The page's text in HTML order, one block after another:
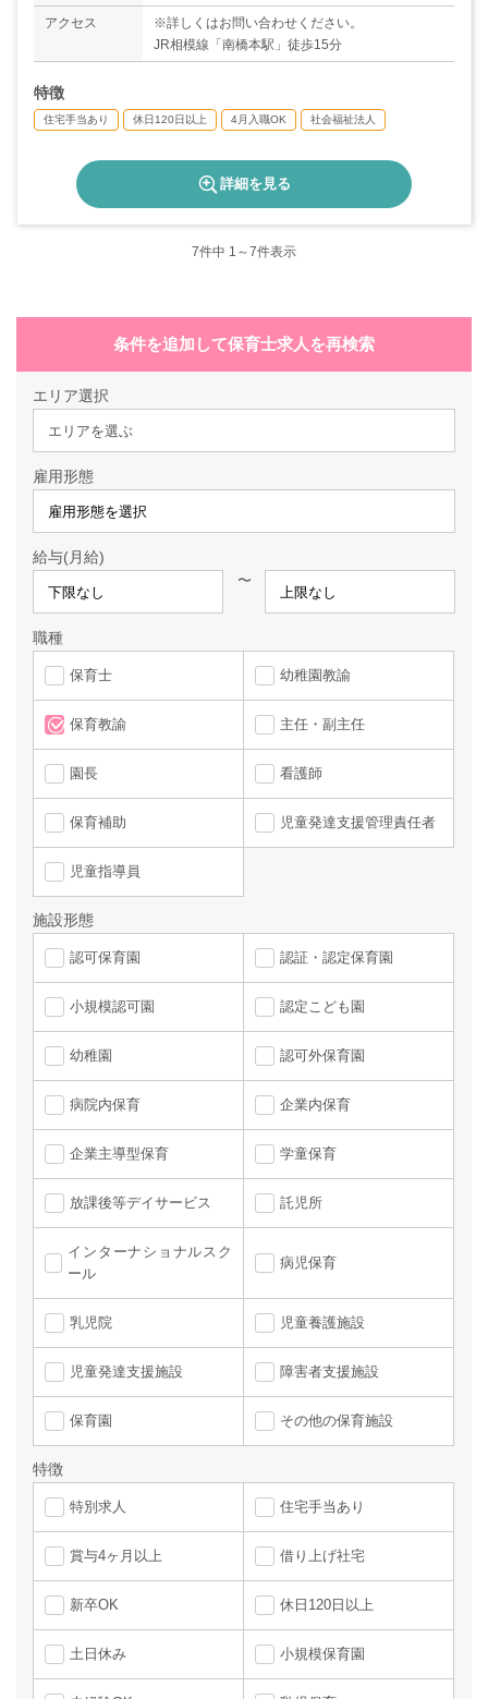
アクセス
※詳しくはお問い合わせください。
JR相模線「南橋本駅」徒歩15分
特徴
住宅手当あり 休日120日以上 4月入職OK 社会福祉法人
詳細を見る
7件中 1～7件表示
条件を追加して保育士求人を再検索
エリア選択
エリアを選ぶ
雇用形態
給与(月給)
〜
職種
保育士 幼稚園教諭
保育教諭 主任・副主任
園長 看護師
保育補助 児童発達支援管理責任者
児童指導員
施設形態
認可保育園 認証・認定保育園
小規模認可園 認定こども園
幼稚園 認可外保育園
病院内保育 企業内保育
企業主導型保育 学童保育
放課後等デイサービス 託児所
インターナショナルスク
ール
病児保育
乳児院 児童養護施設
児童発達支援施設 障害者支援施設
保育園 その他の保育施設
特徴
特別求人 住宅手当あり
賞与4ヶ月以上 借り上げ社宅
新卒OK 休日120日以上
土日休み 小規模保育園